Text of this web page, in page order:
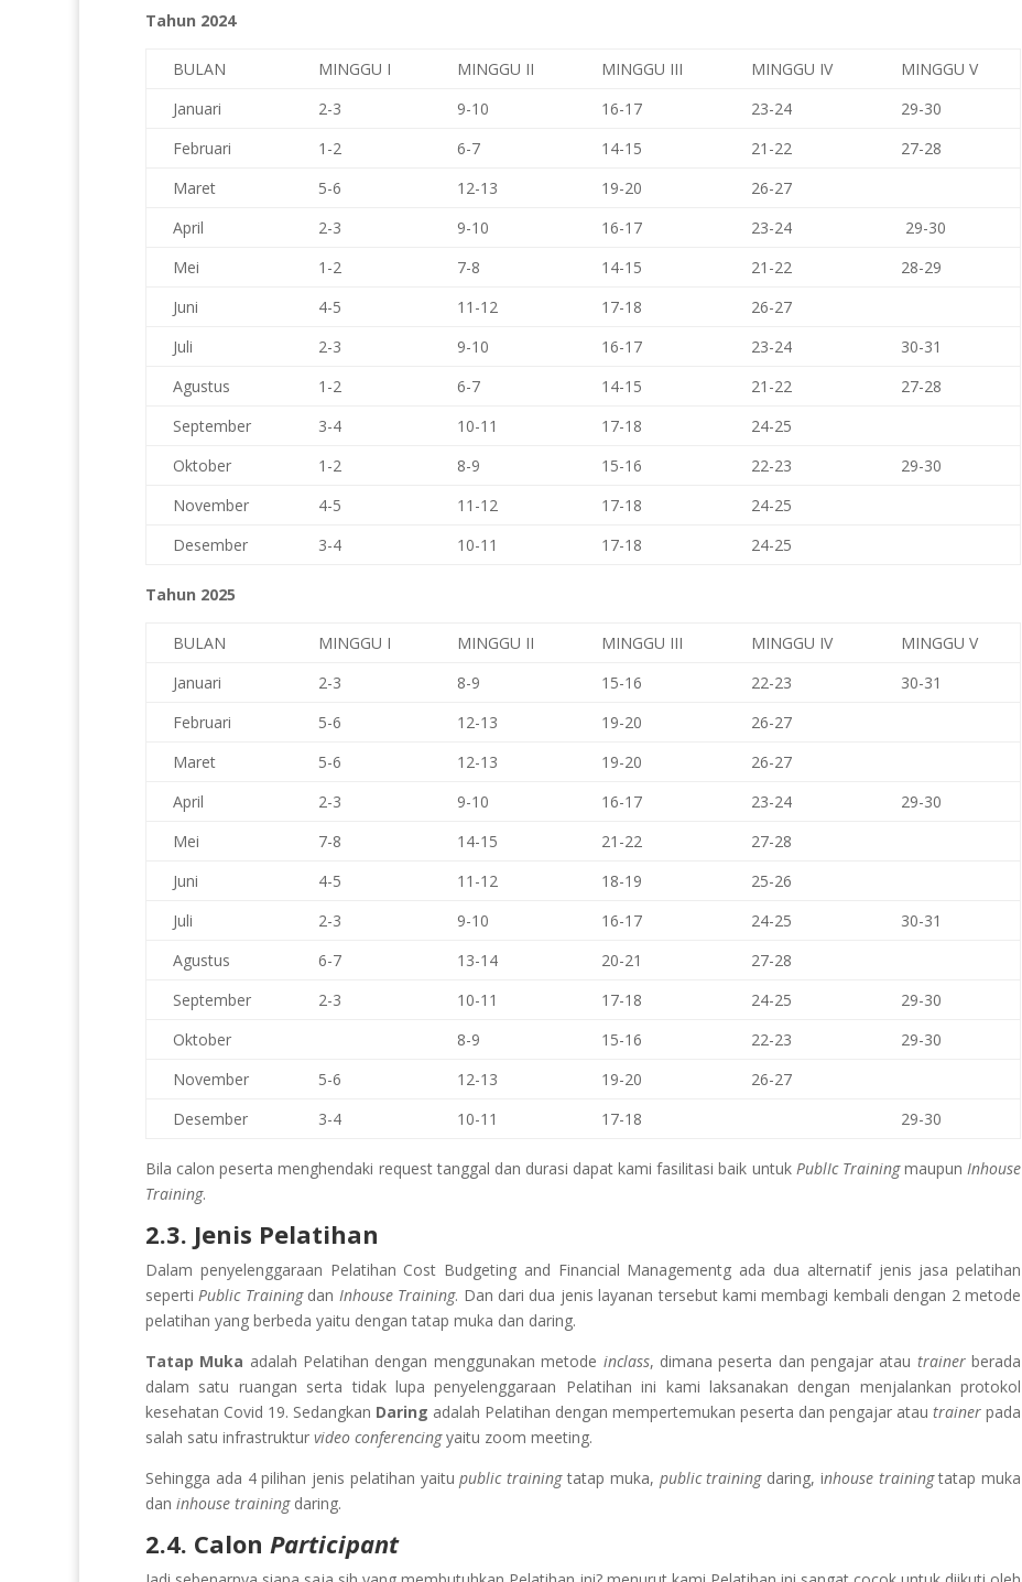
Tahun 2024
BULAN MINGGU I MINGGU II MINGGU III MINGGU IV
MINGGU V
Januari
2-3 9-10 16-17 23-24
29-30
Februari
1-2 6-7 14-15 21-22
27-28
Maret
5-6 12-13 19-20
26-27
April
2-3 9-10 16-17 23-24
29-30
Mei
1-2 7-8 14-15 21-22
28-29
Juni
4-5 11-12 17-18
26-27
Juli
2-3 9-10 16-17 23-24
30-31
Agustus
1-2 6-7 14-15 21-22
27-28
September
3-4 10-11 17-18
24-25
Oktober
1-2 8-9 15-16 22-23
29-30
November
4-5 11-12 17-18
24-25
Desember
3-4 10-11 17-18 24-25
Tahun 2025
BULAN MINGGU I MINGGU II MINGGU III MINGGU IV
MINGGU V
Januari
2-3 8-9 15-16 22-23
30-31
Februari
5-6 12-13 19-20
26-27
Maret
5-6 12-13 19-20
26-27
April
2-3 9-10 16-17 23-24
29-30
Mei
7-8 14-15 21-22
27-28
Juni
4-5 11-12 18-19
25-26
Juli
2-3 9-10 16-17 24-25
30-31
Agustus
6-7 13-14 20-21
27-28
September
2-3 10-11 17-18 24-25
29-30
Oktober
8-9 15-16 22-23
29-30
November
5-6 12-13 19-20
26-27
Desember
3-4 10-11 17-18 29-30
Bila calon peserta menghendaki request tanggal dan durasi dapat kami fasilitasi baik untuk PublIc Trainingmaupun Inhouse
Training.
2.3. Jenis Pelatihan
Dalam penyelenggaraan Pelatihan Cost Budgeting and Financial Managementg ada dua alternatif jenis jasa pelatihan
seperti Public Trainingdan Inhouse Training. Dan dari dua jenis layanan tersebut kami membagi kembali dengan 2 metode
pelatihan yang berbeda yaitu dengan tatap muka dan daring.
Tatap Muka adalah Pelatihan dengan menggunakan metode inclass, dimana peserta dan pengajar atau trainerberada
dalam satu ruangan serta tidak lupa penyelenggaraan Pelatihan ini kami laksanakan dengan menjalankan protokol
kesehatan Covid 19. Sedangkan Daring adalah Pelatihan dengan mempertemukan peserta dan pengajar atautrainerpada
salah satu infrastruktur video conferencingyaitu zoom meeting.
Sehingga ada 4 pilihan jenis pelatihan yaitupublic trainingtatap muka, public trainingdaring, inhouse trainingtatap muka
dan inhouse trainingdaring.
2.4. Calon Participant